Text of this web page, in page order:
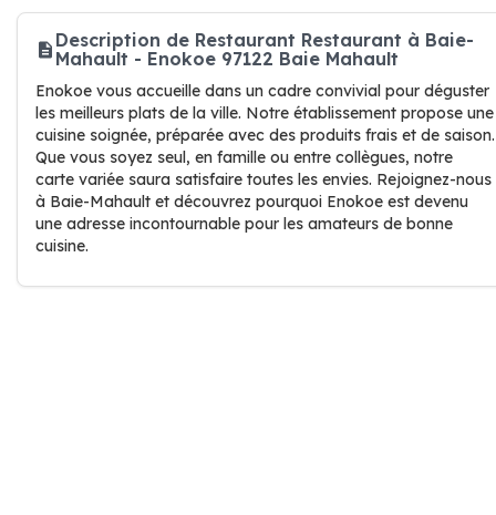
Description de Restaurant Restaurant à Baie-
Mahault - Enokoe 97122 Baie Mahault
Enokoe vous accueille dans un cadre convivial pour déguster
les meilleurs plats de la ville. Notre établissement propose une
cuisine soignée, préparée avec des produits frais et de saison.
Que vous soyez seul, en famille ou entre collègues, notre
carte variée saura satisfaire toutes les envies. Rejoignez-nous
à Baie-Mahault et découvrez pourquoi Enokoe est devenu
une adresse incontournable pour les amateurs de bonne
cuisine.